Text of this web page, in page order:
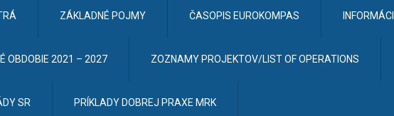
ZÁKLADNÉ POJMY ČASOPIS EUROKOMPAS
OBDOBIE 2021 – 2027 ZOZNAMY PROJEKTOV/LIST OF OPERATIONS
SR PRÍKLADY DOBREJ PRAXE MRK